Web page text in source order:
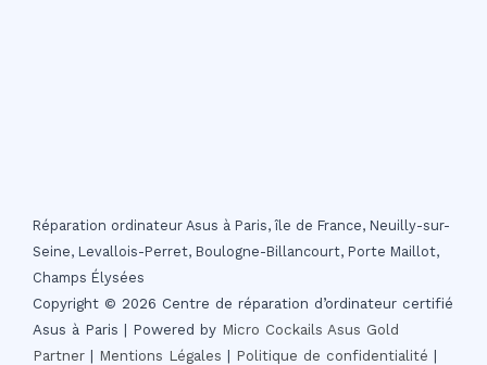
Réparation ordinateur Asus à Paris, île de France, Neuilly-sur-
Seine, Levallois-Perret, Boulogne-Billancourt, Porte Maillot,
Champs Élysées
Copyright © 2026 Centre de réparation d’ordinateur certifié
Asus à Paris | Powered by Micro Cockails Asus Gold
Partner
Mentions Légales Politique de confidentialité